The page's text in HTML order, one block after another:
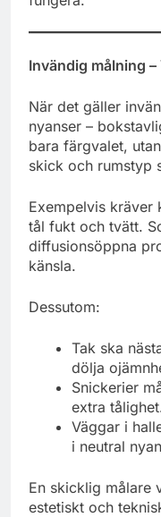
Invändig målning
När det gäller
nyanser –
bara färgvalet,
skick och rumstyp
Exempelvis
tål fukt och tvätt.
diffusionsöppna
känsla.
Dessutom:
Tak ska
dölja
Snickerier
extra
Väggar i
i neutral
En skicklig målare
estetiskt och